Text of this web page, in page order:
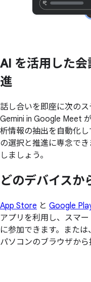
AI を活用した会
進
話し合いを即座に次のス
Gemini in Google Meet
析情報の抽出を自動化
の選択と推進に専念でき
しましょう。
どのデバイスか
App Store と Google
アプリを利用し、スマ
に参加できます。また
パソコンのブラウザから